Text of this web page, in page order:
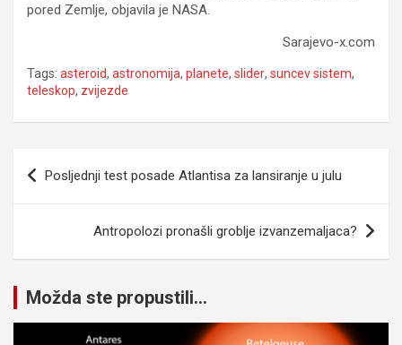
pored Zemlje, objavila je NASA.
Sarajevo-x.com
Tags: asteroid, astronomija, planete, slider, suncev sistem,
teleskop, zvijezde
Navigacija
članaka
Posljednji test posade Atlantisa za lansiranje u julu
Antropolozi pronašli groblje izvanzemaljaca?
Možda ste propustili...